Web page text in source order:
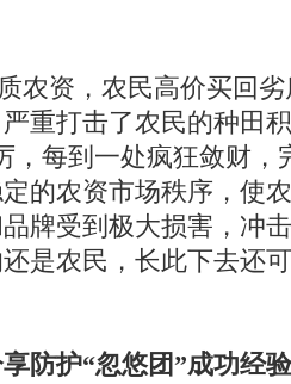
农资，农民高价买回
重打击了农民的种田
，每到一处疯狂敛财，
的农资市场秩序，使
牌受到极大损害，冲
是农民，长此下去还
防护“忽悠团”成功经验